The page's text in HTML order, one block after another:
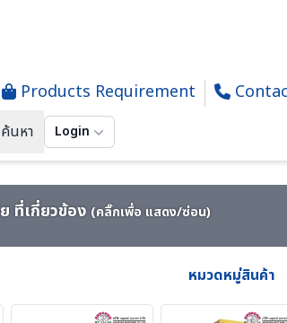
Products Requirement
ค้นหา Login
เก็บสารเคมีและสารไวไฟ
ที่เกี่ยวข้อง (คลิ๊กเพื่อ แสดง/ซ่อน)
หมวดหมู่สินค้า